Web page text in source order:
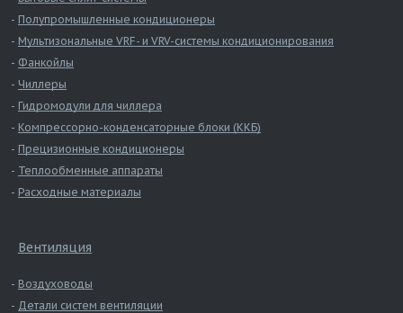
Полупромышленные кондиционеры
Мультизональные VRF- и VRV-системы кондиционирования
Фанкойлы
Чиллеры
Гидромодули для чиллера
Компрессорно-конденсаторные блоки (ККБ)
Прецизионные кондиционеры
Теплообменные аппараты
Расходные материалы
Вентиляция
Воздуховоды
Детали систем вентиляции